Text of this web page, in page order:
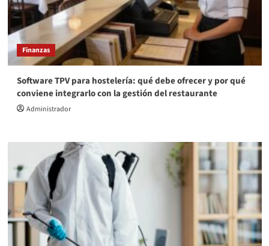
Finanzas
Software TPV para hostelería: qué debe ofrecer y por qué
conviene integrarlo con la gestión del restaurante
Administrador